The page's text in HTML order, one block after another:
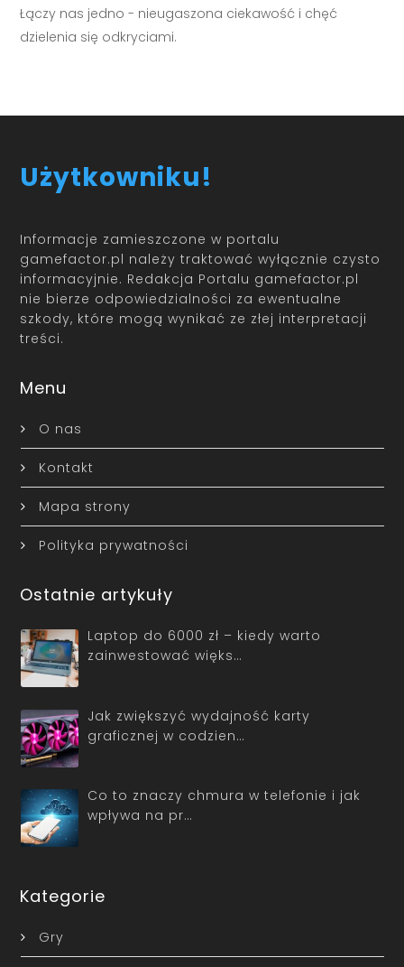
Łączy nas jedno - nieugaszona ciekawość i chęć
dzielenia się odkryciami.
Użytkowniku!
Informacje zamieszczone w portalu
gamefactor.pl należy traktować wyłącznie czysto
informacyjnie. Redakcja Portalu gamefactor.pl
nie bierze odpowiedzialności za ewentualne
szkody, które mogą wynikać ze złej interpretacji
treści.
Menu
O nas
Kontakt
Mapa strony
Polityka prywatności
Ostatnie artykuły
Laptop do 6000 zł – kiedy warto
zainwestować więks…
Jak zwiększyć wydajność karty
graficznej w codzien…
Co to znaczy chmura w telefonie i jak
wpływa na pr…
Kategorie
Gry